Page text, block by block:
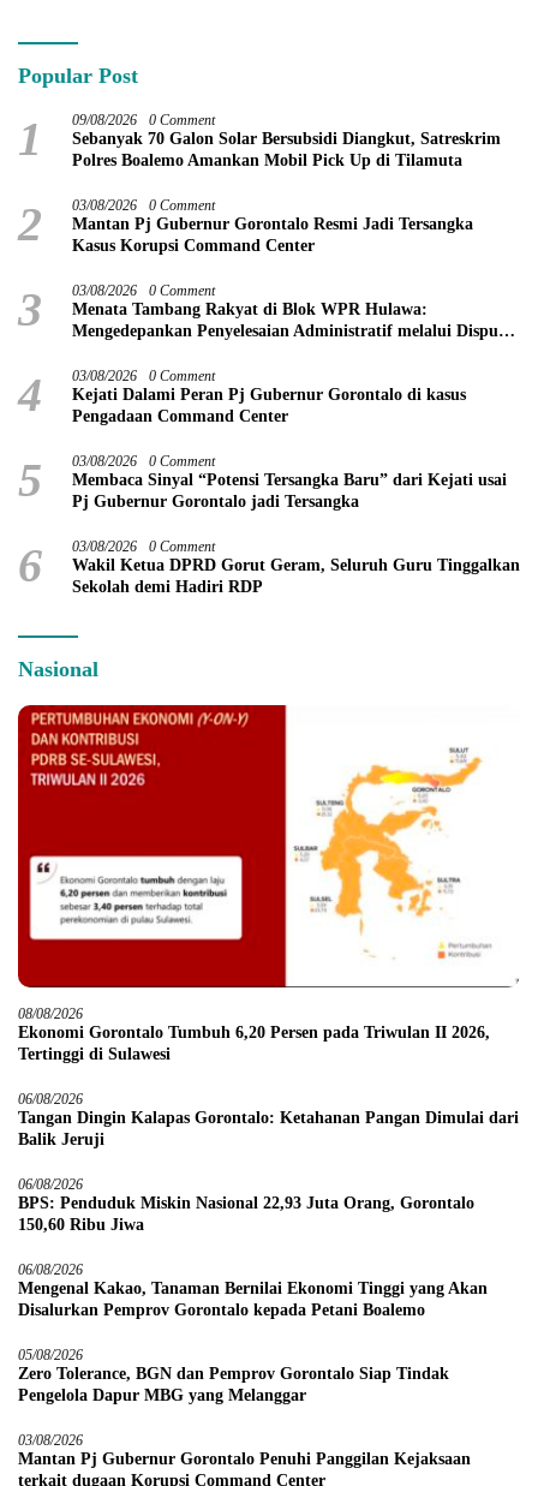
Popular Post
1 09/08/2026 0 Comment
Sebanyak 70 Galon Solar Bersubsidi Diangkut, Satreskrim
Polres Boalemo Amankan Mobil Pick Up di Tilamuta
2 03/08/2026 0 Comment
Mantan Pj Gubernur Gorontalo Resmi Jadi Tersangka
Kasus Korupsi Command Center
3 03/08/2026 0 Comment
Menata Tambang Rakyat di Blok WPR Hulawa:
Mengedepankan Penyelesaian Administratif melalui Dispute
4 03/08/2026 0 Comment
Kejati Dalami Peran Pj Gubernur Gorontalo di kasus
Pengadaan Command Center
5 03/08/2026 0 Comment
Membaca Sinyal “Potensi Tersangka Baru” dari Kejati usai
Pj Gubernur Gorontalo jadi Tersangka
6 03/08/2026 0 Comment
Wakil Ketua DPRD Gorut Geram, Seluruh Guru Tinggalkan
Sekolah demi Hadiri RDP
Nasional
08/08/2026
Ekonomi Gorontalo Tumbuh 6,20 Persen pada Triwulan II 2026,
Tertinggi di Sulawesi
06/08/2026
Tangan Dingin Kalapas Gorontalo: Ketahanan Pangan Dimulai dari
Balik Jeruji
06/08/2026
BPS: Penduduk Miskin Nasional 22,93 Juta Orang, Gorontalo
150,60 Ribu Jiwa
06/08/2026
Mengenal Kakao, Tanaman Bernilai Ekonomi Tinggi yang Akan
Disalurkan Pemprov Gorontalo kepada Petani Boalemo
05/08/2026
Zero Tolerance, BGN dan Pemprov Gorontalo Siap Tindak
Pengelola Dapur MBG yang Melanggar
03/08/2026
Mantan Pj Gubernur Gorontalo Penuhi Panggilan Kejaksaan
terkait dugaan Korupsi Command Center